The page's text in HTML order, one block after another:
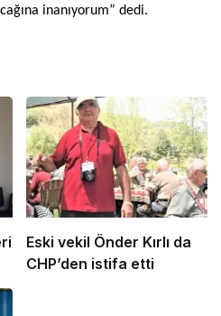
inanıyorum” dedi.
Eski vekil Önder Kırlı da
CHP’den istifa etti